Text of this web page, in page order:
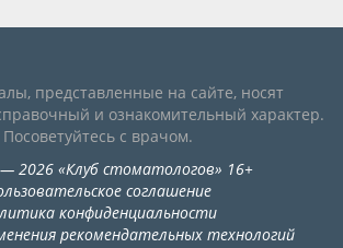
представленные на сайте, носят
и ознакомительный характер.
Посоветуйтесь с врачом.
2026«Клуб стоматологов» 16+
соглашение
конфиденциальности
рекомендательных технологий